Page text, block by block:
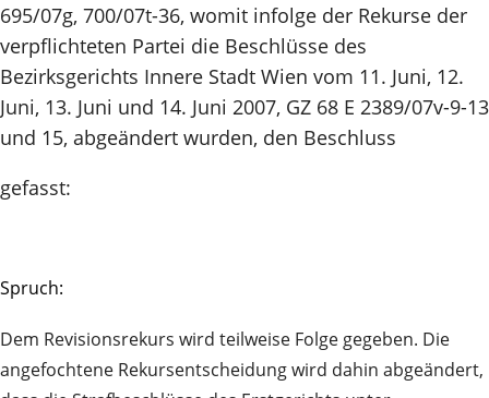
695/07g, 700/07t-36, womit infolge der Rekurse der
verpflichteten Partei die Beschlüsse des
Bezirksgerichts Innere Stadt Wien vom 11. Juni, 12.
Juni, 13. Juni und 14. Juni 2007, GZ 68 E 2389/07v-9-13
und 15, abgeändert wurden, den Beschluss
gefasst:
Spruch:
Dem Revisionsrekurs wird teilweise Folge gegeben. Die
angefochtene Rekursentscheidung wird dahin abgeändert,